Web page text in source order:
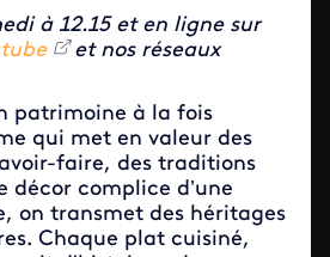
à 12.15 et en ligne sur
et nos réseaux
patrimoine à la fois
qui met en valeur des
faire, des traditions
décor complice d’une
on transmet des héritages
Chaque plat cuisiné,